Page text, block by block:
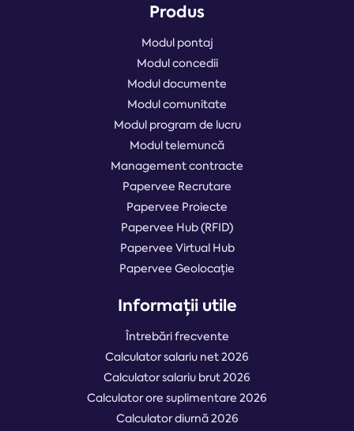
Produs
Modul pontaj
Modul concedii
Modul documente
Modul comunitate
Modul program de lucru
Modul telemuncă
Management contracte
Papervee Recrutare
Papervee Proiecte
Papervee Hub (RFID)
Papervee Virtual Hub
Papervee Geolocație
Informații utile
Întrebări frecvente
Calculator salariu net 2026
Calculator salariu brut 2026
Calculator ore suplimentare 2026
Calculator diurnă 2026